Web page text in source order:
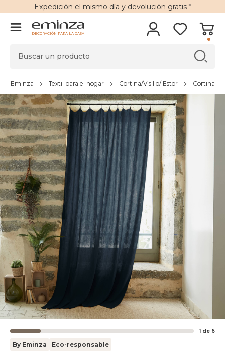
Expedición el mismo día y devolución gratis*
DECORACIÓN PARA LA CASA
Eminza Textil para el hogar Cortina/Visillo/ Estor Cortina
1 de 6
By Eminza Eco-responsable